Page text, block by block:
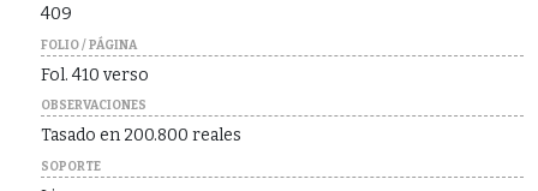
409
FOLIO / PÁGINA
Fol. 410 verso
OBSERVACIONES
Tasado en 200.800 reales
SOPORTE